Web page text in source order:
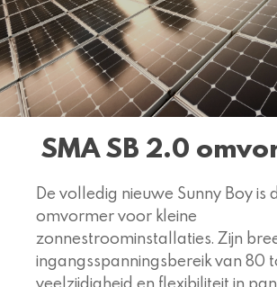
SMA SB 2.0
De volledig nieuwe Sunny Boy is
omvormer voor kleine
zonnestroominstallaties. Zijn
ingangsspanningsbereik van 80